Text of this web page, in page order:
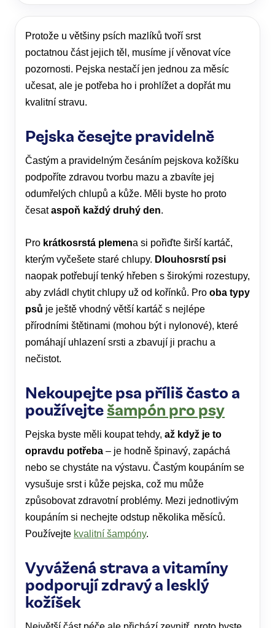
Protože u většiny psích mazlíků tvoří srst
poctatnou část jejich těl, musíme jí věnovat více
pozornosti. Pejska nestačí jen jednou za měsíc
učesat, ale je potřeba ho i prohlížet a dopřát mu
kvalitní stravu.
Pejska česejte pravidelně
Častým a pravidelným česáním pejskova kožíšku
podpoříte zdravou tvorbu mazu a zbavíte jej
odumřelých chlupů a kůže. Měli byste ho proto
česataspoň každý druhý den.
Pro krátkosrstá plemena si pořiďte širší kartáč,
kterým vyčešete staré chlupy. Dlouhosrstí psi
naopak potřebují tenký hřeben s širokými rozestupy,
aby zvládl chytit chlupy už od kořínků. Pro oba typy
psů je ještě vhodný větší kartáč s nejlépe
přírodními štětinami (mohou být i nylonové), které
pomáhají uhlazení srsti a zbavují ji prachu a
nečistot.
Nekoupejte psa příliš často a
používejtešampón pro psy
Pejska byste měli koupat tehdy, až když je to
opravdu potřeba – je hodně špinavý, zapáchá
nebo se chystáte na výstavu. Častým koupáním se
vysušuje srst i kůže pejska, což mu může
způsobovat zdravotní problémy. Mezi jednotlivým
koupáním si nechejte odstup několika měsíců.
Používejte kvalitní šampóny.
Vyvážená strava a vitamíny
podporují zdravý a lesklý
kožíšek